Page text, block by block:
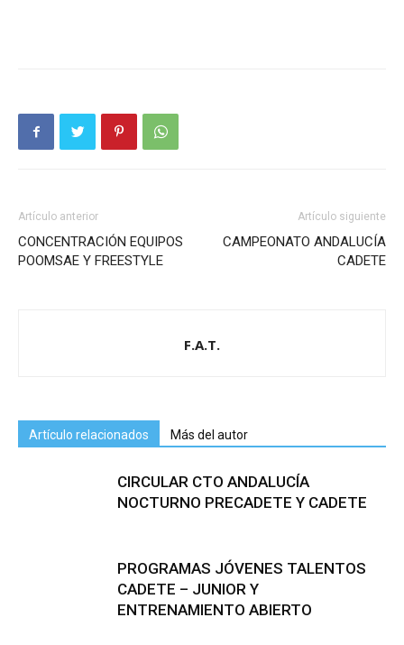
Artículo anterior
CONCENTRACIÓN EQUIPOS
POOMSAE Y FREESTYLE
Artículo siguiente
CAMPEONATO ANDALUCÍA
CADETE
F.A.T.
Artículo relacionados Más del autor
CIRCULAR CTO ANDALUCÍA
NOCTURNO PRECADETE Y CADETE
PROGRAMAS JÓVENES TALENTOS
CADETE – JUNIOR Y
ENTRENAMIENTO ABIERTO